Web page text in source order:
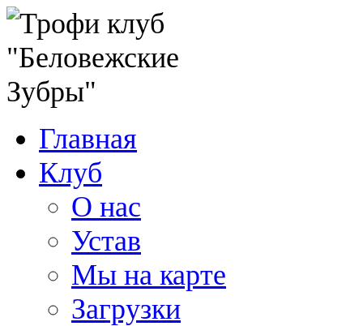
Главная
Клуб
О нас
Устав
Мы на карте
Загрузки